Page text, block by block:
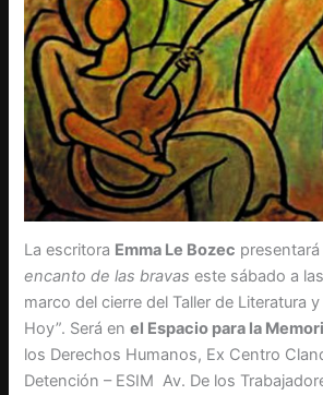
La escritora Emma Le Bozec
encanto de las bravas este sábado a
marco del cierre del Taller de Literatura
Hoy”. Será enel Espacio para la
los Derechos Humanos, Ex Centro
Detención – ESIM Av. De los